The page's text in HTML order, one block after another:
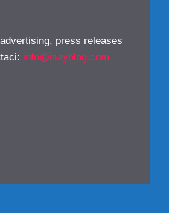
press releases
: info@isayblog.com